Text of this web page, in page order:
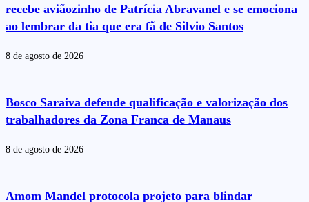
recebe aviãozinho de Patrícia Abravanel e se emociona
ao lembrar da tia que era fã de Silvio Santos
8 de agosto de 2026
Bosco Saraiva defende qualificação e valorização dos
trabalhadores da Zona Franca de Manaus
8 de agosto de 2026
Amom Mandel protocola projeto para blindar